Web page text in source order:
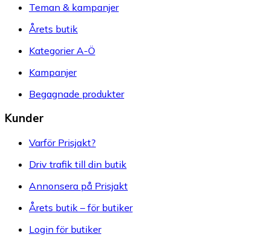
Teman & kampanjer
Årets butik
Kategorier A-Ö
Kampanjer
Begagnade produkter
Kunder
Varför Prisjakt?
Driv trafik till din butik
Annonsera på Prisjakt
Årets butik – för butiker
Login för butiker